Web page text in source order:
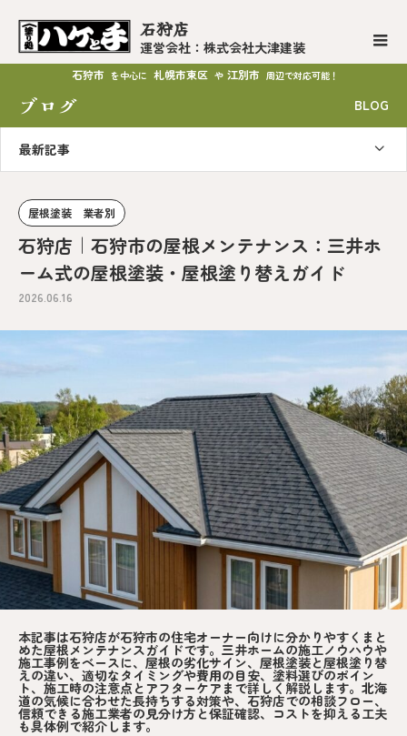
石狩店
運営会社：株式会社大津建装
石狩市 を中心に 札幌市東区 や 江別市 周辺で対応可能！
ブログ BLOG
最新記事
屋根塗装 業者別
石狩店｜石狩市の屋根メンテナンス：三井ホ
ーム式の屋根塗装・屋根塗り替えガイド
2026.06.16
本記事は石狩店が石狩市の住宅オーナー向けに分かりやすくまと
めた屋根メンテナンスガイドです。三井ホームの施工ノウハウや
施工事例をベースに、屋根の劣化サイン、屋根塗装と屋根塗り替
えの違い、適切なタイミングや費用の目安、塗料選びのポイン
ト、施工時の注意点とアフターケアまで詳しく解説します。北海
道の気候に合わせた長持ちする対策や、石狩店での相談フロー、
信頼できる施工業者の見分け方と保証確認、コストを抑える工夫
も具体例で紹介します。